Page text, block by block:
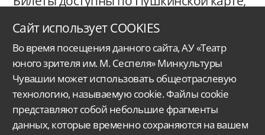
Автономное учреждение Чувашской Республики«Чувашский государственный
ордена Дружбы народовтеатр юного зрителя им. М. Сеспеля»Министерства
Сайт использует COOKIES
Во время посещения данного сайта, АУ «Театр
юного зрителя им. М. Сеспеля» Минкультуры
Чувашии может использовать общеотраслевую
технологию, называемую cookie. Файлы cookie
представляют собой небольшие фрагменты
данных, которые временно сохраняются на вашем